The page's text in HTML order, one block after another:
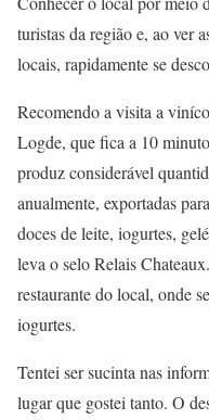
turistas da região e, ao ver
locais, rapidamente se
Recomendo a visita a
Logde, que fica a 10
produz considerável
anualmente, exportadas
doces de leite, iogurtes,
leva o selo Relais
restaurante do local, onde
iogurtes.
Tentei ser sucinta nas
lugar que gostei tanto. O